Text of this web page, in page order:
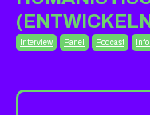
Interview Panel Podcast